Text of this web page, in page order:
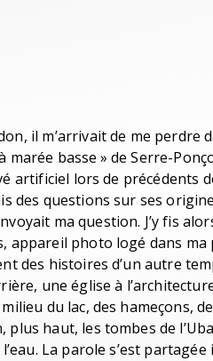
il m’arrivait de me perdre
marée basse » de Serre-
artificiel lors de précédents
des questions sur ses
ma question. J’y fis
appareil photo logé dans ma
des histoires d’un autre
une église à
du lac, des hameçons,
haut, les tombes de
La parole s’est partagée